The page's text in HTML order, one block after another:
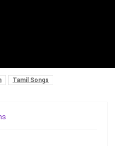
Tamil Songs